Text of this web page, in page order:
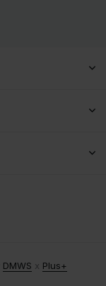
DMWS x Plus+